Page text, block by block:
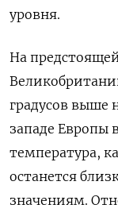
уровня.
На
градусов выше
западе Европы
температура,
останется
значениям.